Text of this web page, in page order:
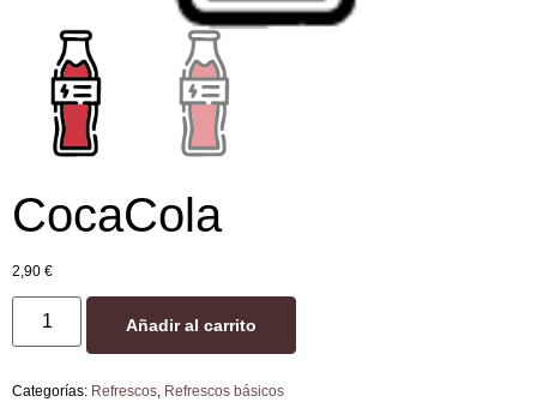
CocaCola
2,90 €
Añadir al carrito
Categorías: Refrescos, Refrescos básicos